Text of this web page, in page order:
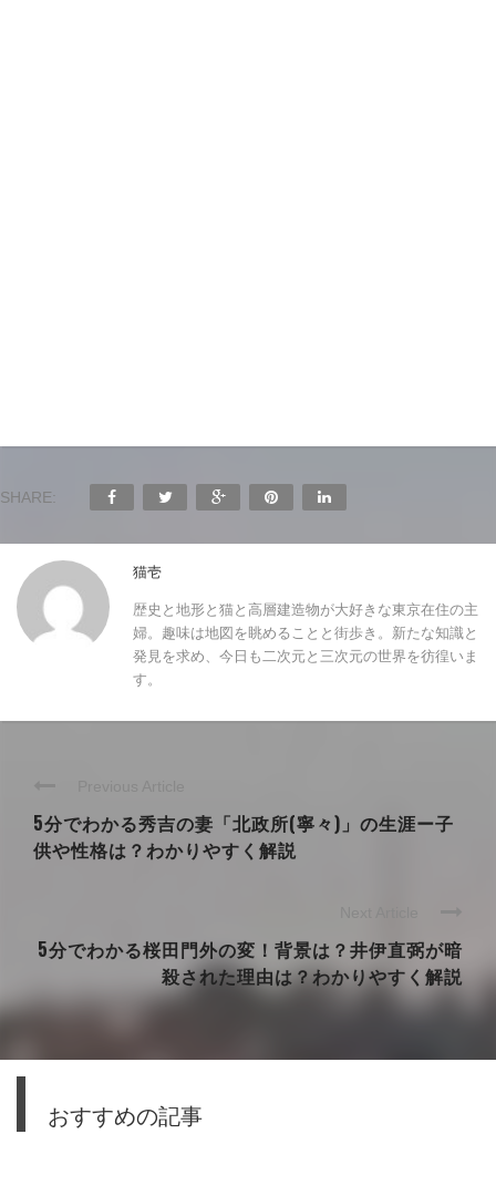
SHARE:
猫壱
歴史と地形と猫と高層建造物が大好きな東京在住の主
婦。趣味は地図を眺めることと街歩き。新たな知識と
発見を求め、今日も二次元と三次元の世界を彷徨いま
す。
5分でわかる秀吉の妻「北政所(寧々)」の生涯ー子
供や性格は？わかりやすく解説
5分でわかる桜田門外の変！背景は？井伊直弼が暗
殺された理由は？わかりやすく解説
おすすめの記事